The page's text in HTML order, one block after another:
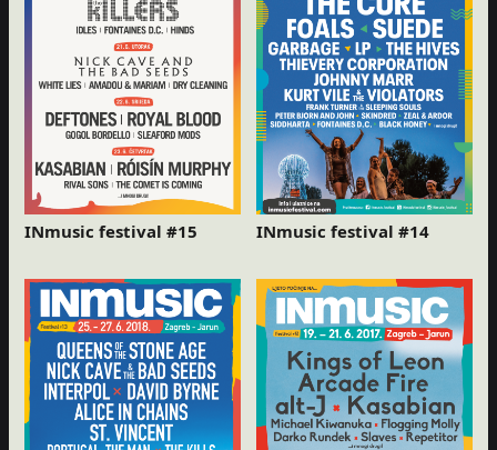
INmusic festival #15 INmusic festival #14